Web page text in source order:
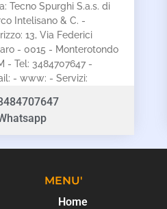
Tecno Spurghi S.a.s. di
Intelisano & C. -
13, Via Federici
- 0015 - Monterotondo
- Tel: 3484707647 -
- www: - Servizi:
MENU'
Home